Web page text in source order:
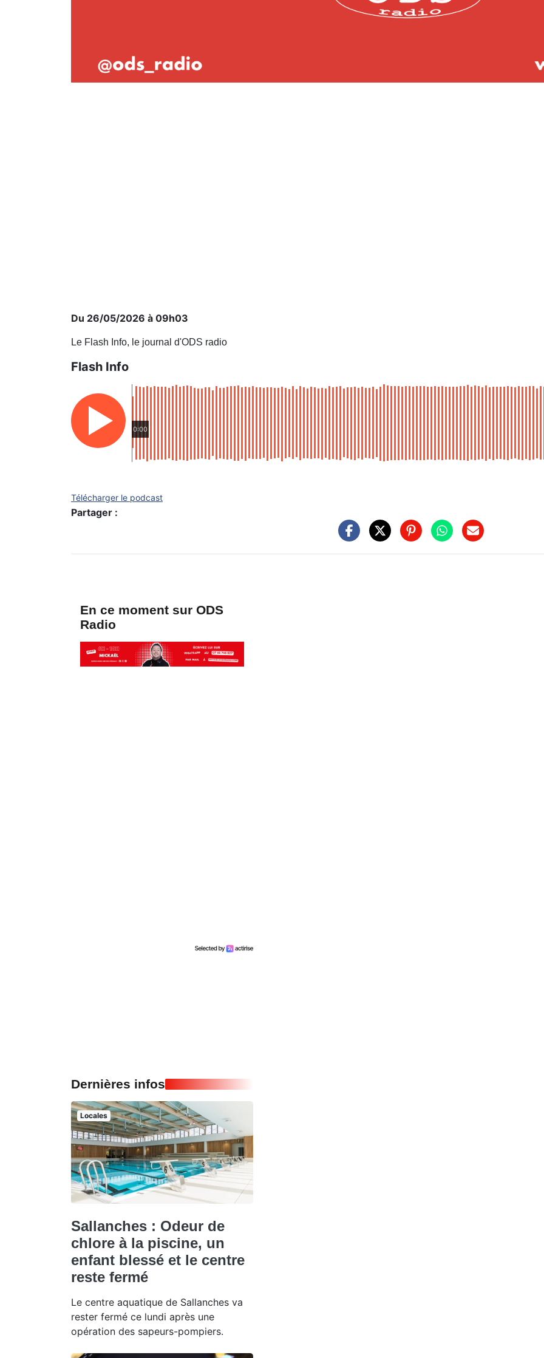
Du 26/05/2026 à 09h03
Le Flash Info, le journal d'ODS radio
Flash Info
0:00
Télécharger le podcast
Partager :
En ce moment sur ODS
Radio
Dernières infos
Locales
Sallanches : Odeur de
chlore à la piscine, un
enfant blessé et le centre
reste fermé
Le centre aquatique de Sallanches va
rester fermé ce lundi après une
opération des sapeurs-pompiers.